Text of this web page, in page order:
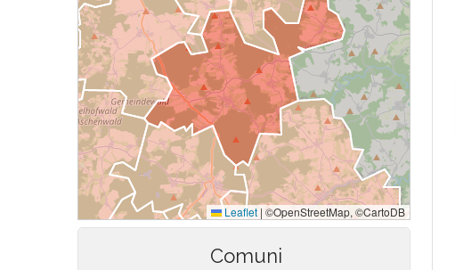
Comuni